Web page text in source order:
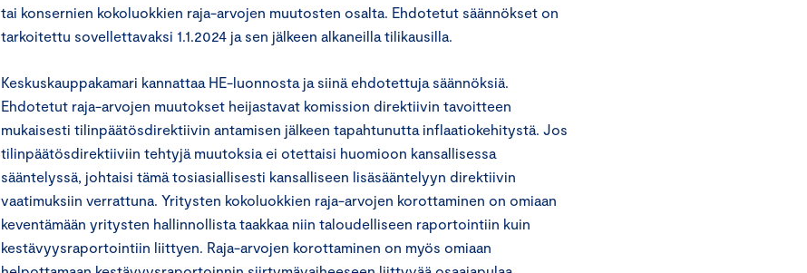
tai konsernien kokoluokkien raja-arvojen muutosten osalta. Ehdotetut säännökset on
tarkoitettu sovellettavaksi 1.1.2024 ja sen jälkeen alkaneilla tilikausilla.
Keskuskauppakamari kannattaa HE-luonnosta ja siinä ehdotettuja säännöksiä.
Ehdotetut raja-arvojen muutokset heijastavat komission direktiivin tavoitteen
mukaisesti tilinpäätösdirektiivin antamisen jälkeen tapahtunutta inflaatiokehitystä. Jos
tilinpäätösdirektiiviin tehtyjä muutoksia ei otettaisi huomioon kansallisessa
sääntelyssä, johtaisi tämä tosiasiallisesti kansalliseen lisäsääntelyyn direktiivin
vaatimuksiin verrattuna. Yritysten kokoluokkien raja-arvojen korottaminen on omiaan
keventämään yritysten hallinnollista taakkaa niin taloudelliseen raportointiin kuin
kestävyysraportointiin liittyen. Raja-arvojen korottaminen on myös omiaan